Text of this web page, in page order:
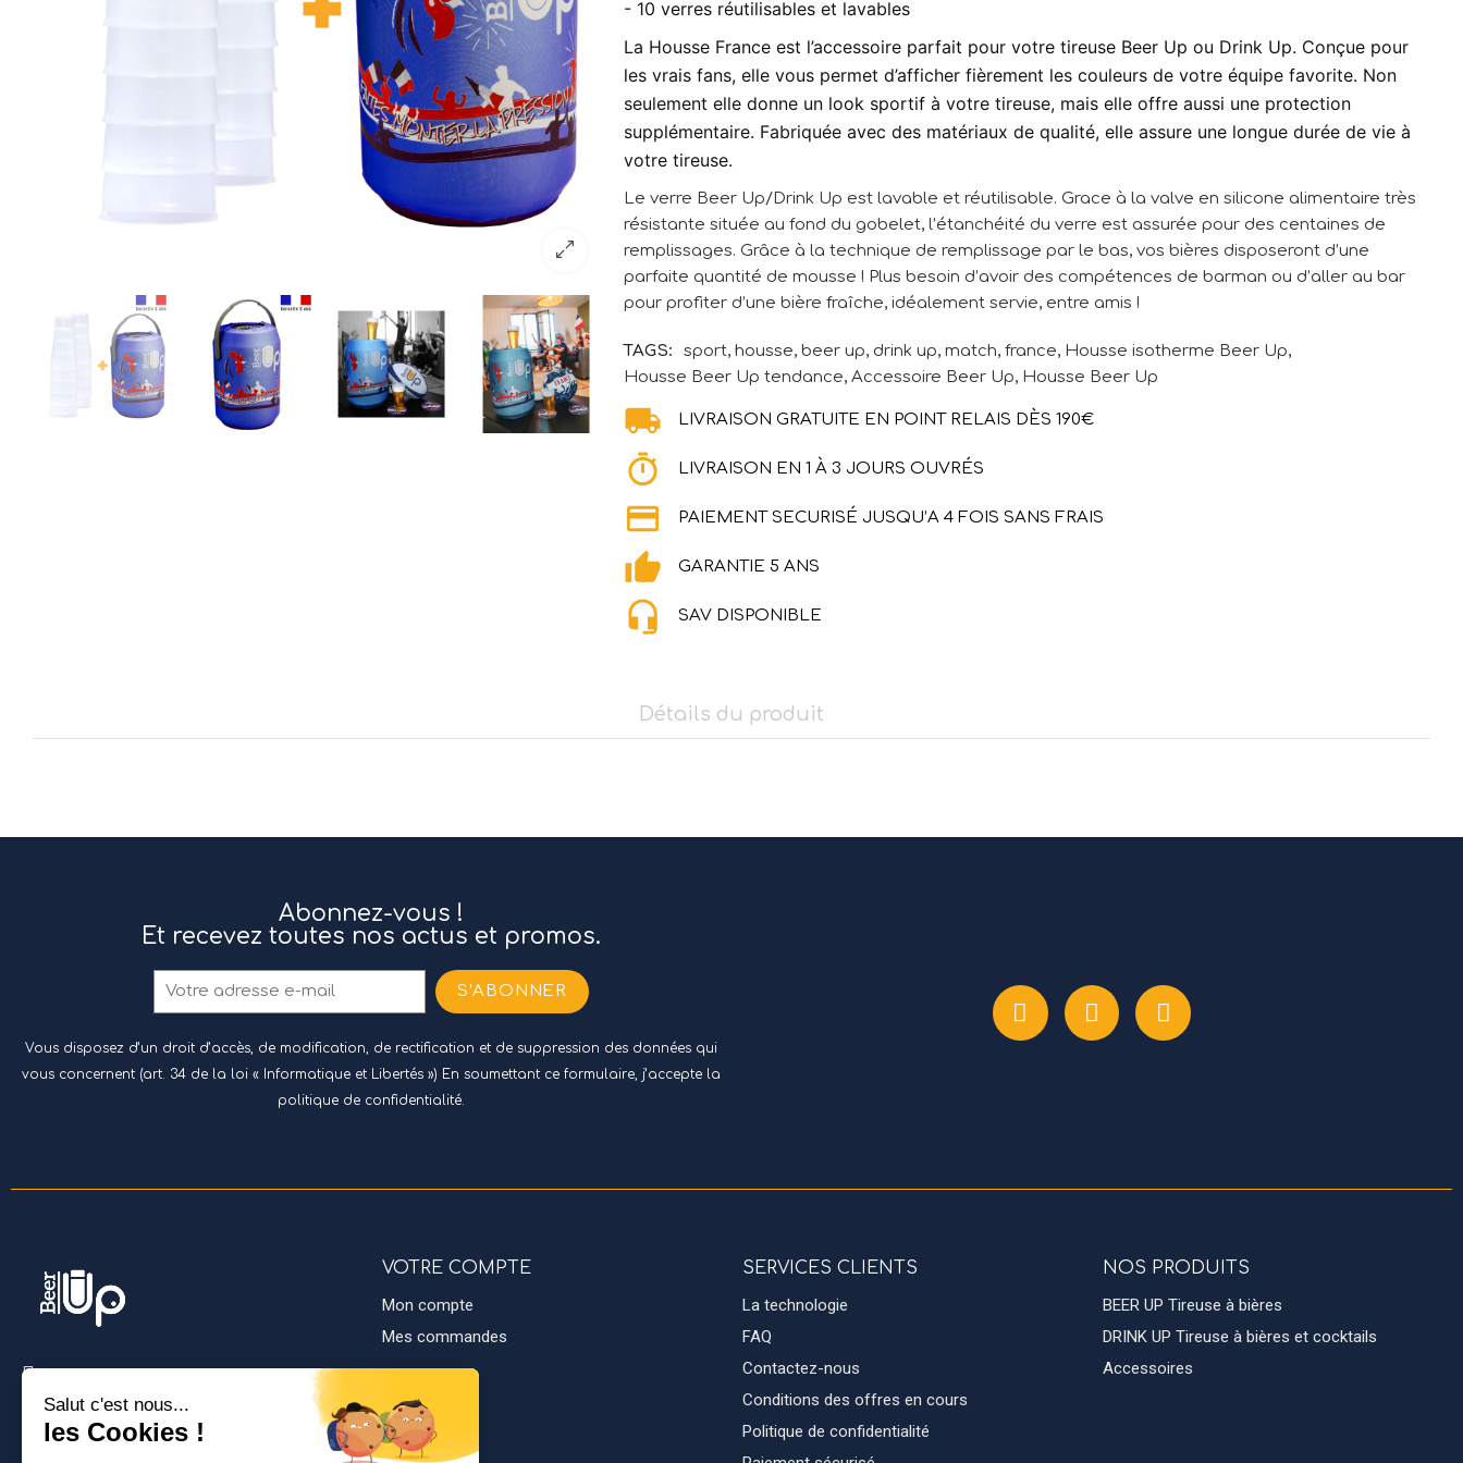
- 10 verres réutilisables et lavables
La Housse Franceest l’accessoire parfait pour votre tireuse Beer Up ou Drink Up. Conçue pour
les vrais fans, elle vous permet d’afficher fièrement les couleurs de votre équipe favorite. Non
seulement elle donne un look sportif à votre tireuse, mais elle offre aussi une protection
supplémentaire. Fabriquée avec des matériaux de qualité, elle assure une longue durée de vie à
votre tireuse.
Le verre Beer Up/Drink Up est lavable et réutilisable. Grace à la valve en silicone alimentaire très
résistante située au fond du gobelet, l’étanchéité du verre est assurée pour des centaines de
remplissages. Grâce à la technique de remplissage par le bas, vos bières disposeront d’une
parfaite quantité de mousse ! Plus besoin d’avoir des compétences de barman ou d’aller au bar
pour profiter d’une bière fraîche, idéalement servie, entre amis !
TAGS: sport,housse,beer up, drink up,match,france, Housse isotherme Beer Up,
Housse Beer Up tendance,Accessoire Beer Up, Housse Beer Up
LIVRAISON GRATUITE EN POINT RELAIS DÈS 190€
LIVRAISON EN 1 À 3 JOURS OUVRÉS
PAIEMENT SECURISÉ JUSQU’A 4 FOIS SANS FRAIS
GARANTIE 5 ANS
SAV DISPONIBLE
Détails du produit
Abonnez-vous !
Et recevez toutes nos actus et promos.
S’ABONNER
Vous disposez d’un droit d’accès, de modification, de rectification et de suppression des données qui
vous concernent (art. 34 de la loi « Informatique et Libertés ») En soumettant ce formulaire, j’accepte la
politique de confidentialité.
1122 Av. du 19 Mars 1962,
40990 Saint-Vincent-de-Paul
VOTRE COMPTE
Mon compte
Mes commandes
SERVICES CLIENTS
La technologie
FAQ
Contactez-nous
Conditions des offres en cours
Politique de confidentialité
NOS PRODUITS
BEER UP Tireuse à bières
DRINK UP Tireuse à bières et cocktails
Accessoires